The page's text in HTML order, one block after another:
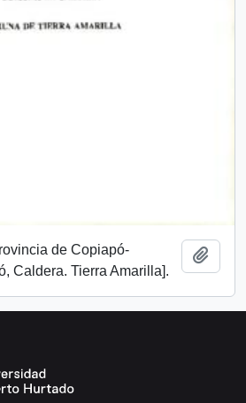
de Copiapó-
Caldera. Tierra Amarilla].